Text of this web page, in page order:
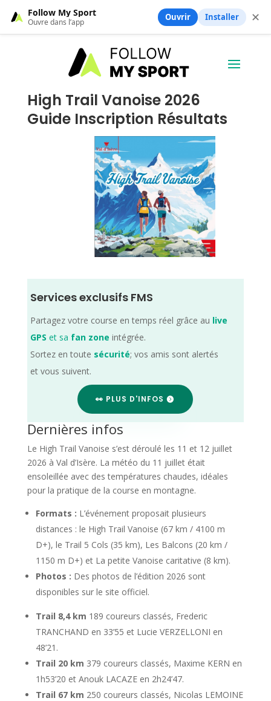
High Trail Vanoise 2026
Guide Inscription Résultats
Services exclusifs FMS
Partagez votre course en temps réel grâce au live
GPS et sa fan zone intégrée.
Sortez en toute sécurité; vos amis sont alertés
et vous suivent.
👀 PLUS D'INFOS
Dernières infos
Le High Trail Vanoise s’est déroulé les 11 et 12 juillet
2026 à Val d’Isère. La météo du 11 juillet était
ensoleillée avec des températures chaudes, idéales
pour la pratique de la course en montagne.
Formats : L’événement proposait plusieurs
distances : le High Trail Vanoise (67 km / 4100 m
D+), le Trail 5 Cols (35 km), Les Balcons (20 km /
1150 m D+) et La petite Vanoise caritative (8 km).
Photos : Des photos de l’édition 2026 sont
disponibles sur le site officiel.
Trail 8,4 km 189 coureurs classés, Frederic
TRANCHAND en 33’55 et Lucie VERZELLONI en
48’21.
Trail 20 km 379 coureurs classés, Maxime KERN en
1h53’20 et Anouk LACAZE en 2h24’47.
Trail 67 km 250 coureurs classés, Nicolas LEMOINE
Follow My Sport
Ouvre dans l’app Ouvrir Installer ✕